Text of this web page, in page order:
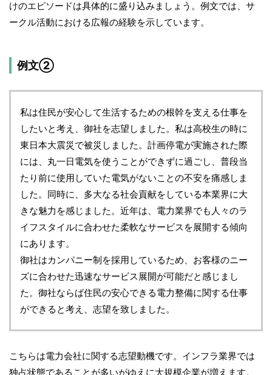
けのエピソードは具体的に盛り込みましょう。例文では、サ
ークル活動における広報の経験を示しています。
例文②
私は住民が安心して生活するための根幹を支える仕事を
したいと考え、御社を志望しました。私は高校生の時に
東日本大震災で被災しました。計画停電が実施された際
には、丸一日電気を使うことができずに過ごし、普段当
たり前に使用していた電気がないことの不安を痛感しま
した。同時に、多大なる社会貢献をしている本業界に大
きな魅力を感じました。近年は、電力業界でも人々のラ
イフスタイルに合わせた柔軟なサービスを展開する傾向
にあります。
御社はカンパニー制を採用しているため、お客様のニー
ズに合わせた迅速なサービス展開が可能だと感じまし
た。御社ならば住民の安心できる電力整備に関する仕事
ができると考え、志望を致しました。
こちらは電力会社に関する志望動機です。インフラ業界では
独占状態であることが多いがゆえに大規模企業が増えます。